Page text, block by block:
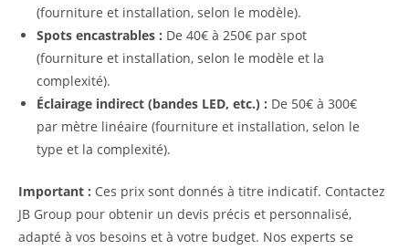
(fourniture et installation, selon le modèle).
Spots encastrables : De 40€ à 250€ par spot
(fourniture et installation, selon le modèle et la
complexité).
Éclairage indirect (bandes LED, etc.) : De 50€ à 300€
par mètre linéaire (fourniture et installation, selon le
type et la complexité).
Important : Ces prix sont donnés à titre indicatif. Contactez
JB Group pour obtenir un devis précis et personnalisé,
adapté à vos besoins et à votre budget. Nos experts se